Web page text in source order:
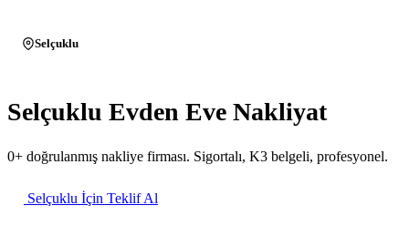
Selçuklu
Selçuklu Evden Eve Nakliyat
0+ doğrulanmış nakliye firması. Sigortalı, K3 belgeli, profesyonel.
Selçuklu İçin Teklif Al